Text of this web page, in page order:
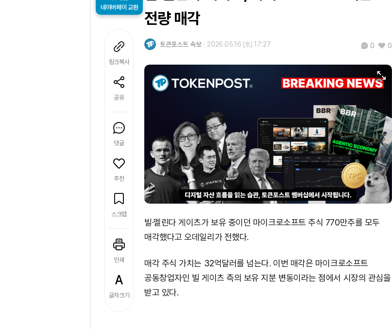
TPC로
링크복사
공유
댓글
추천
스크랩
인쇄
글자크기
전량 매각
토큰포스트 속보 2026.05.16 (토) 17:27 0 0
빌·멜린다 게이츠가 보유 중이던 마이크로소프트 주식 770만주를 모두
매각했다고 오데일리가 전했다.
매각 주식 가치는 32억달러를 넘는다. 이번 매각은 마이크로소프트
공동창업자인 빌 게이츠 측의 보유 지분 변동이라는 점에서 시장의 관심을
받고 있다.